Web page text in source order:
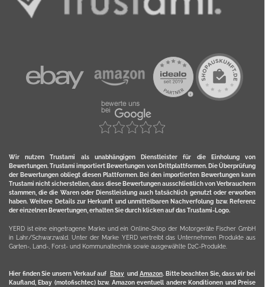
Wir nutzen Trustami als unabhängigen Dienstleister für die Einholung von
Bewertungen. Trustami importiert Bewertungen von Drittplattformen. Die Überprüfung
der Bewertungen obliegt diesen Plattformen. Bei den importierten Bewertungen kann
Trustami nicht sicherstellen, dass diese Bewertungen ausschließlich von Verbrauchern
stammen, die die Waren oder Dienstleistung auch tatsächlich genutzt oder erworben
haben. Weitere Details zur Herkunft und unmittelbaren Nachverfolung bzw. Referenz
der einzelnen Bewertungen, erhalten Sie durch klicken auf das Trustami-Logo.
YERD ist eine eingetragene Marke und ein Online-Shop der Motorgeräte Fischer GmbH
in Lahr/Schwarzwald. Unter der Marke YERD vertreibt das Unternehmen Produkte aus
Garten-, Land-, Forst- und Kommunaltechnik sowie ausgewählte D2C-Produkte.
Hier finden Sie unsern Verkauf auf Ebayund Amazon. Bitte beachten Sie, dass wir bei
Kaufland, Ebay (motofischtec) bzw. Amazon eventuell andere Konditionen und Preise